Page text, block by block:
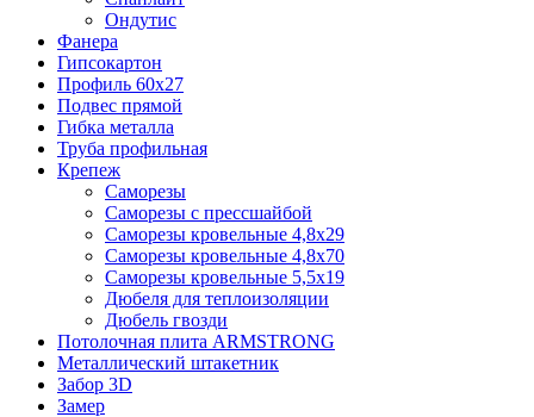
Ондутис
Фанера
Гипсокартон
Профиль 60х27
Подвес прямой
Гибка металла
Труба профильная
Крепеж
Саморезы
Саморезы с прессшайбой
Саморезы кровельные 4,8х29
Саморезы кровельные 4,8х70
Саморезы кровельные 5,5х19
Дюбеля для теплоизоляции
Дюбель гвозди
Потолочная плита ARMSTRONG
Металлический штакетник
Забор 3D
Замер